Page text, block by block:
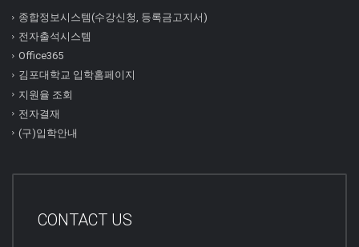
종합정보시스템(수강신청, 등록금고지서)
전자출석시스템
Office365
김포대학교 입학홈페이지
지원율 조회
전자결재
(구)입학안내
CONTACT US